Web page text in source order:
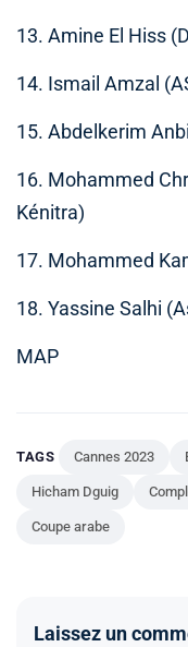
13. Amine El Hiss
14. Ismail Amzal
15. Abdelkerim
16. Mohammed
Kénitra)
17. Mohammed
18. Yassine Salhi
MAP
TAGS Cannes 2023
Hicham Dguig
Coupe arabe
Laissez un